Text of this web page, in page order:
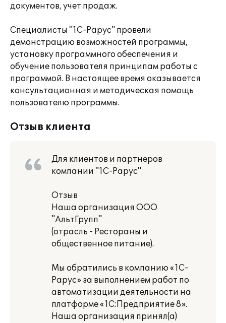
документов, учет продаж.
Специалисты "1С-Рарус" провели
демонстрацию возможностей программы,
установку программного обеспечения и
обучение пользователя принципам работы с
программой. В настоящее время оказывается
консультационная и методическая помощь
пользователю программы.
Отзыв клиента
Для клиентов и партнеров
компании "1С-Рарус"
Отзыв
Наша организация ООО
"АльтГрупп"
(отрасль - Рестораны и
общественное питание).
Мы обратились в компанию «1С-
Рарус» за выполнением работ по
автоматизации деятельности на
платформе «1С:Предприятие 8».
Наша организация принял(а)